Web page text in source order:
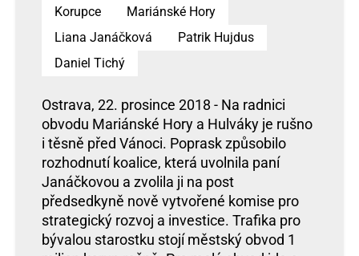
Korupce
Mariánské Hory
Liana Janáčková
Patrik Hujdus
Daniel Tichý
Ostrava, 22. prosince 2018 - Na radnici
obvodu Mariánské Hory a Hulváky je rušno
i těsně před Vánoci. Poprask způsobilo
rozhodnutí koalice, která uvolnila paní
Janáčkovou a zvolila ji na post
předsedkyně nově vytvořené komise pro
strategický rozvoj a investice. Trafika pro
bývalou starostku stojí městský obvod 1